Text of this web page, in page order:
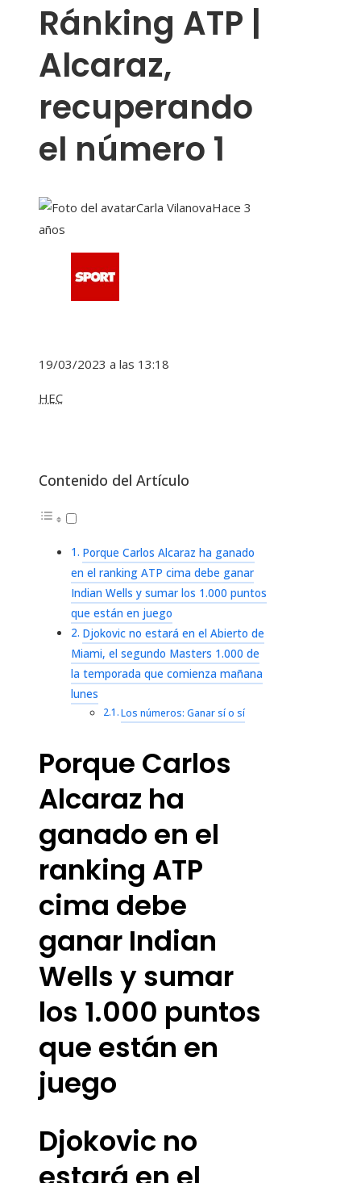
Ránking ATP |
Alcaraz,
recuperando
el número 1
Carla VilanovaHace 3
años
19/03/2023 a las 13:18
HEC
Contenido del Artículo
Porque Carlos Alcaraz ha ganado
en el ranking ATP cima debe ganar
Indian Wells y sumar los 1.000 puntos
que están en juego
Djokovic no estará en el Abierto de
Miami, el segundo Masters 1.000 de
la temporada que comienza mañana
lunes
Los números: Ganar sí o sí
Porque Carlos
Alcaraz ha
ganado en el
ranking ATP
cima debe
ganar Indian
Wells y sumar
los 1.000 puntos
que están en
juego
Djokovic no